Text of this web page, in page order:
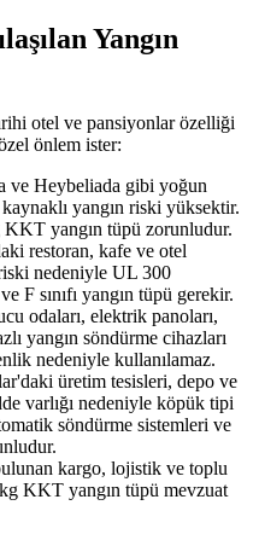
Yangın
otel ve pansiyonlar özelliği
önlem ister:
ve Heybeliada gibi yoğun
yangın riski yüksektir.
yangın tüpü zorunludur.
restoran, kafe ve otel
nedeniyle UL 300
F sınıfı yangın tüpü gerekir.
odaları, elektrik panoları,
yangın söndürme cihazları
nedeniyle kullanılamaz.
üretim tesisleri, depo ve
varlığı nedeniyle köpük tipi
söndürme sistemleri ve
kargo, lojistik ve toplu
KKT yangın tüpü mevzuat